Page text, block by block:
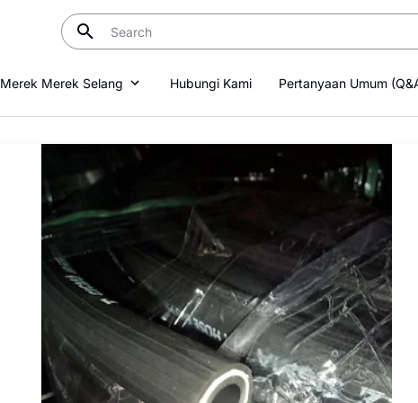
Merek Merek Selang Hubungi Kami Pertanyaan Umum